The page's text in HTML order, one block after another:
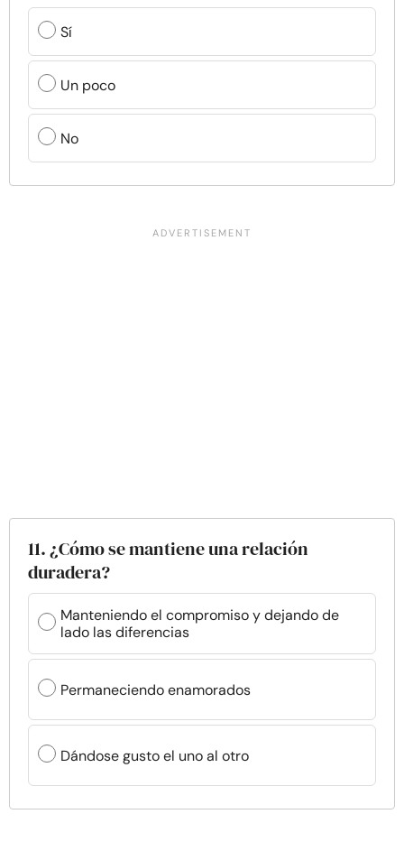
Sí
Un poco
No
11. ¿Cómo se mantiene una relación
duradera?
Manteniendo el compromiso y dejando de
lado las diferencias
Permaneciendo enamorados
Dándose gusto el uno al otro